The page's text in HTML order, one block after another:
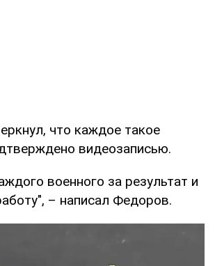
что каждое такое
видеозаписью.
военного за результат и
– написал Федоров.